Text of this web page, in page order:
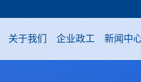
关于我们 企业政工 新闻中